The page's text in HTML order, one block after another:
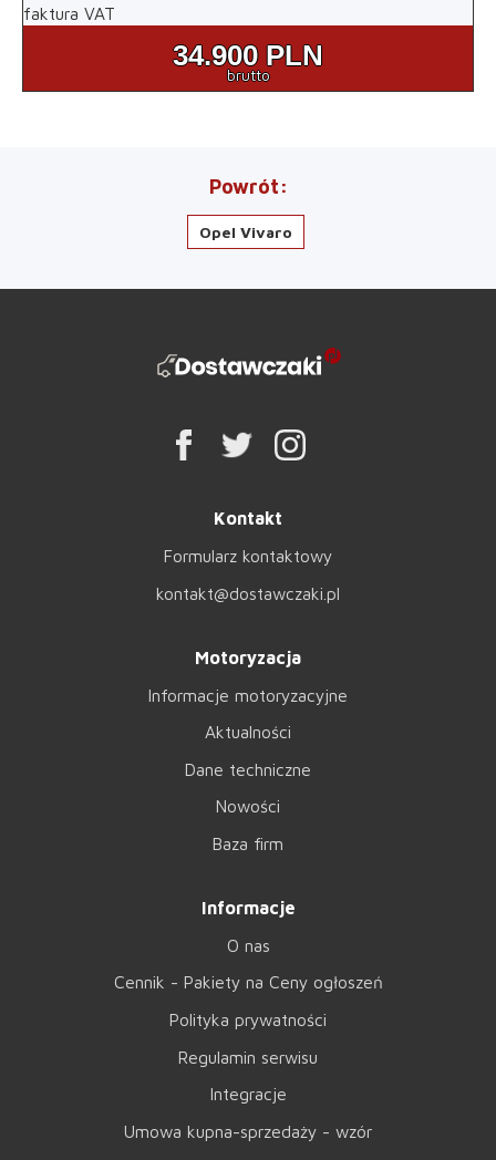
faktura VAT
34.900 PLN
brutto
Powrót
Opel Vivaro
Kontakt
Formularz kontaktowy
kontakt@dostawczaki.pl
Motoryzacja
Informacje motoryzacyjne
Aktualności
Dane techniczne
Nowości
Baza firm
Informacje
O nas
Cennik - Pakiety na Ceny ogłoszeń
Polityka prywatności
Regulamin serwisu
Integracje
Umowa kupna-sprzedaży - wzór